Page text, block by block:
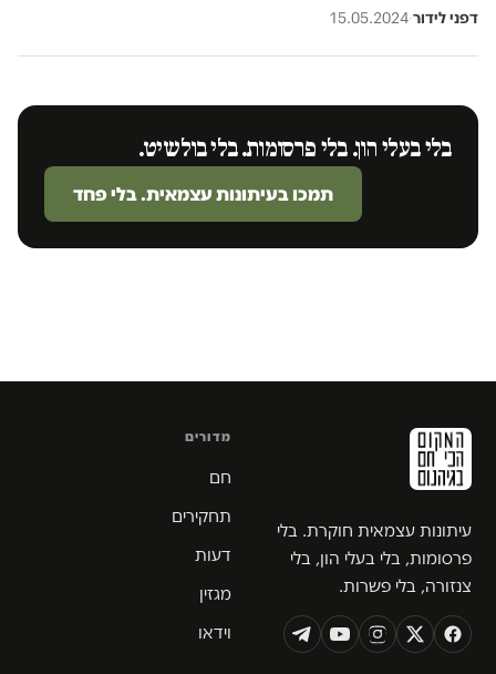
דפני לידור·
15.05.2024
בלי בעלי הון. בלי פרסומות. בלי בולשיט.
תמכו בעיתונות עצמאית. בלי פחד
עיתונות עצמאית חוקרת. בלי
פרסומות, בלי בעלי הון, בלי
צנזורה, בלי פשרות.
מדורים
חם
תחקירים
דעות
מגזין
וידאו